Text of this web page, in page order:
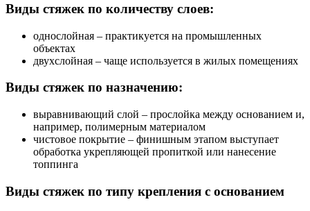
Виды стяжек по количеству слоев:
однослойная – практикуется на промышленных
объектах
двухслойная – чаще используется в жилых помещениях
Виды стяжек по назначению:
выравнивающий слой – прослойка между основанием и,
например, полимерным материалом
чистовое покрытие – финишным этапом выступает
обработка укрепляющей пропиткой или нанесение
топпинга
Виды стяжек по типу крепления с основанием